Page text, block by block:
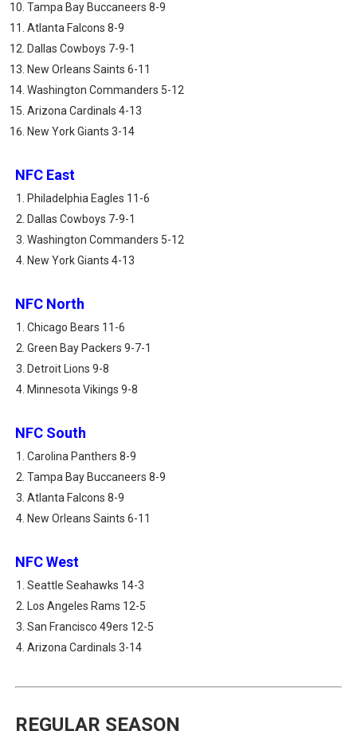
Tampa Bay Buccaneers 8-9
Atlanta Falcons 8-9
Dallas Cowboys 7-9-1
New Orleans Saints 6-11
Washington Commanders 5-12
Arizona Cardinals 4-13
New York Giants 3-14
NFC East
Philadelphia Eagles 11-6
Dallas Cowboys 7-9-1
Washington Commanders 5-12
New York Giants 4-13
NFC North
Chicago Bears 11-6
Green Bay Packers 9-7-1
Detroit Lions 9-8
Minnesota Vikings 9-8
NFC South
Carolina Panthers 8-9
Tampa Bay Buccaneers 8-9
Atlanta Falcons 8-9
New Orleans Saints 6-11
NFC West
Seattle Seahawks 14-3
Los Angeles Rams 12-5
San Francisco 49ers 12-5
Arizona Cardinals 3-14
REGULAR SEASON